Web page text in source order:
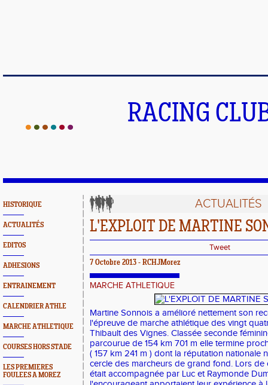
RACING
HISTORIQUE
ACTUALITÉS
EDITOS
ADHESIONS
ENTRAINEMENT
CALENDRIER ATHLE
MARCHE ATHLETIQUE
COURSES HORS STADE
LES PREMIERES
FOULEES A MOREZ
ACTUALITÉS
L'EXPLOIT DE MARTINE
Tweet
7 Octobre 2013 - RCHJMorez
MARCHE ATHLETIQUE
Martine Sonnois a amélioré nettement son
l'épreuve de marche athlétique des vingt
Thibault des Vignes. Classée seconde
parcourue de 154 km 701 m elle termine
( 157 km 241 m ) dont la réputation nationale
cercle des marcheurs de grand fond. Lors de
était accompagnée par Luc et Raymonde